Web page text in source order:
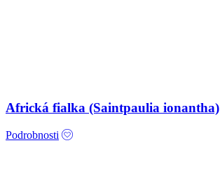
Africká fialka (Saintpaulia ionantha)
Podrobnosti